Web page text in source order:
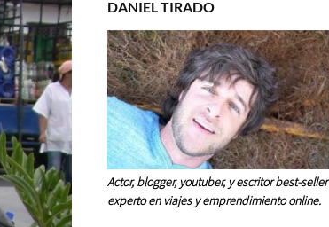
DANIEL TIRADO
Actor, blogger, youtuber, y escritor best-seller
experto en viajes y emprendimiento online.